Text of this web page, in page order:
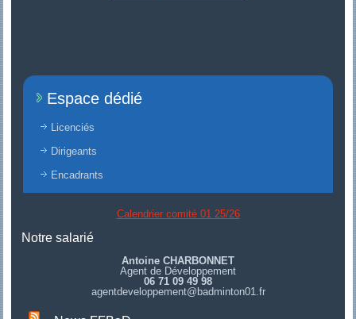
Espace dédié
Licenciés
Dirigeants
Encadrants
Calendrier comité 01 25/26
Notre salarié
Antoine CHARBONNET
Agent de Développement
06 71 09 49 98
agentdeveloppement@badminton01.fr